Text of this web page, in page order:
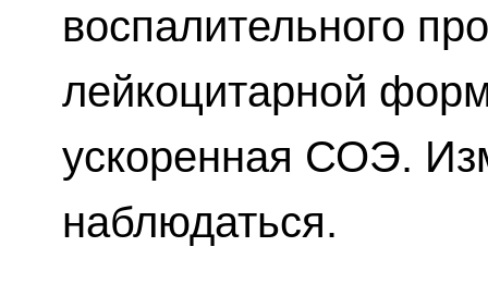
воспалительного
лейкоцитарной
ускоренная СОЭ.
наблюдаться.